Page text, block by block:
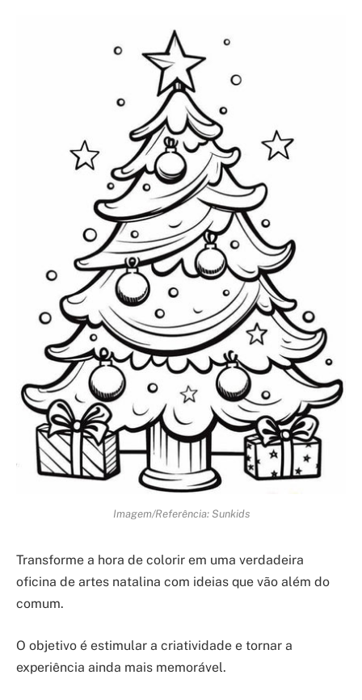
Imagem/Referência: Sunkids
Transforme a hora de colorir em uma verdadeira
oficina de artes natalina com ideias que vão além do
comum.
O objetivo é estimular a criatividade e tornar a
experiência ainda mais memorável.